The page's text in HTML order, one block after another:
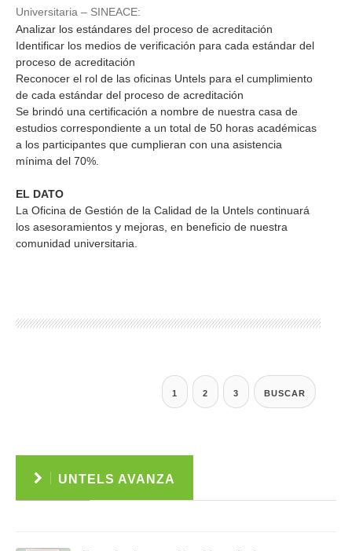
Universitaria – SINEACE:
Analizar los estándares del proceso de acreditación
Identificar los medios de verificación para cada estándar del
proceso de acreditación
Reconocer el rol de las oficinas Untels para el cumplimiento
de cada estándar del proceso de acreditación
Se brindó una certificación a nombre de nuestra casa de
estudios correspondiente a un total de 50 horas académicas
a los participantes que cumplieran con una asistencia
mínima del 70%.
EL DATO
La Oficina de Gestión de la Calidad de la Untels continuará
los asesoramientos y mejoras, en beneficio de nuestra
comunidad universitaria.
1 2 3 BUSCAR
UNTELS AVANZA